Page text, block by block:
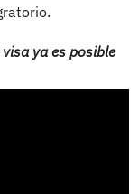
ya es posible